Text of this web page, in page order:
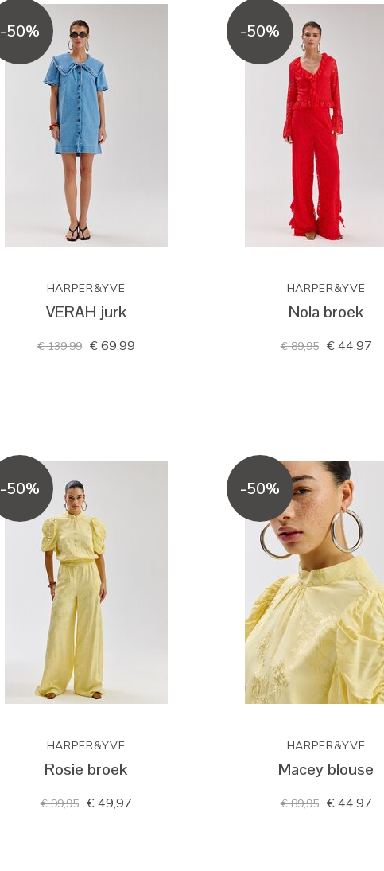
-50%
HARPER&YVE
VERAH jurk
€ 139,99 € 69,99
-50%
HARPER&YVE
Nola broek
€ 89,95 € 44,97
-50%
HARPER&YVE
Rosie broek
€ 99,95 € 49,97
-50%
HARPER&YVE
Macey blouse
€ 89,95 € 44,97